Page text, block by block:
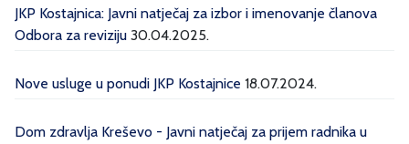
JKP Kostajnica: Javni natječaj za izbor i imenovanje članova
Odbora za reviziju 30.04.2025.
Nove usluge u ponudi JKP Kostajnice 18.07.2024.
Dom zdravlja Kreševo - Javni natječaj za prijem radnika u